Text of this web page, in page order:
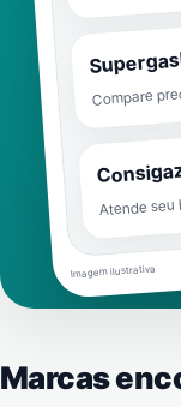
Compare
Atende seu
Imagem ilustrativa
Marcas